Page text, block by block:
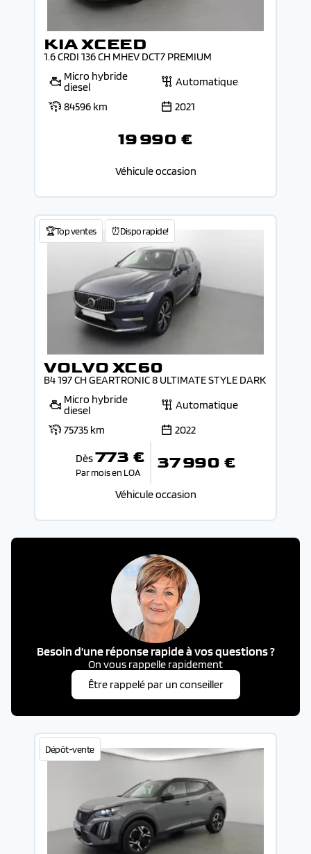
KIA XCEED
1.6 CRDI 136 CH MHEV DCT7 PREMIUM
Micro hybride
diesel
Automatique
84596 km
2021
19 990 €
Véhicule occasion
🏆Top ventes ⏰Dispo rapide!
VOLVO XC60
B4 197 CH GEARTRONIC 8 ULTIMATE STYLE DARK
Micro hybride
diesel
Automatique
75735 km
2022
Dès773 €
Par mois en LOA 37 990 €
Véhicule occasion
Besoin d'une réponse rapide à vos questions ?
On vous rappelle rapidement
Être rappelé par un conseiller
Dépôt-vente